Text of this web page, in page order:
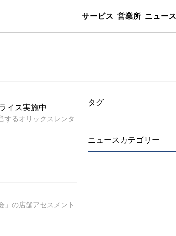
サービス 営業所 ニュース
イス実施中
するオリックスレンタ
」の店舗アセスメント
タグ
ニュースカテゴリー